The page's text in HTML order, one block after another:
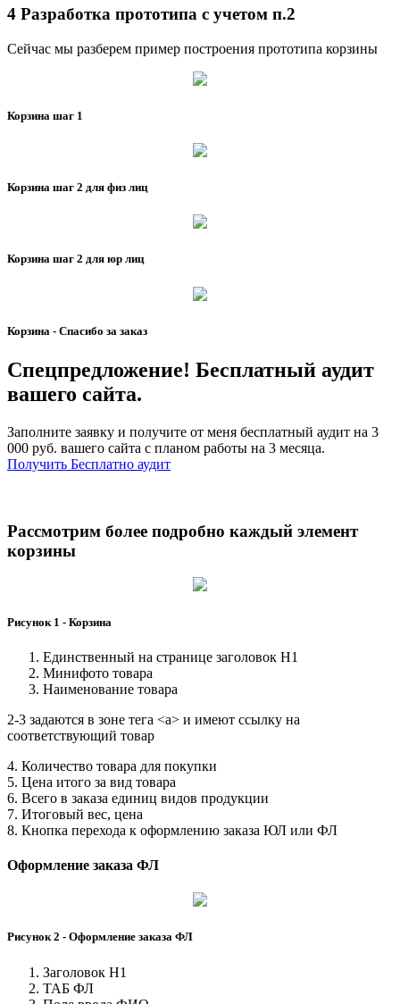
4 Разработка прототипа с учетом п.2
Сейчас мы разберем пример построения прототипа корзины
Корзина шаг 1
Корзина шаг 2 для физ лиц
Корзина шаг 2 для юр лиц
Корзина - Спасибо за заказ
Спецпредложение! Бесплатный аудит
вашего сайта.
Заполните заявку и получите от меня бесплатный аудит на 3
000 руб. вашего сайта с планом работы на 3 месяца.
Получить Бесплатно аудит
Рассмотрим более подробно каждый элемент
корзины
Рисунок 1 - Корзина
Единственный на странице заголовок H1
Минифото товара
Наименование товара
2-3 задаются в зоне тега <a> и имеют ссылку на
соответствующий товар
4. Количество товара для покупки
5. Цена итого за вид товара
6. Всего в заказа единиц видов продукции
7. Итоговый вес, цена
8. Кнопка перехода к оформлению заказа ЮЛ или ФЛ
Оформление заказа ФЛ
Рисунок 2 - Оформление заказа ФЛ
Заголовок H1
ТАБ ФЛ